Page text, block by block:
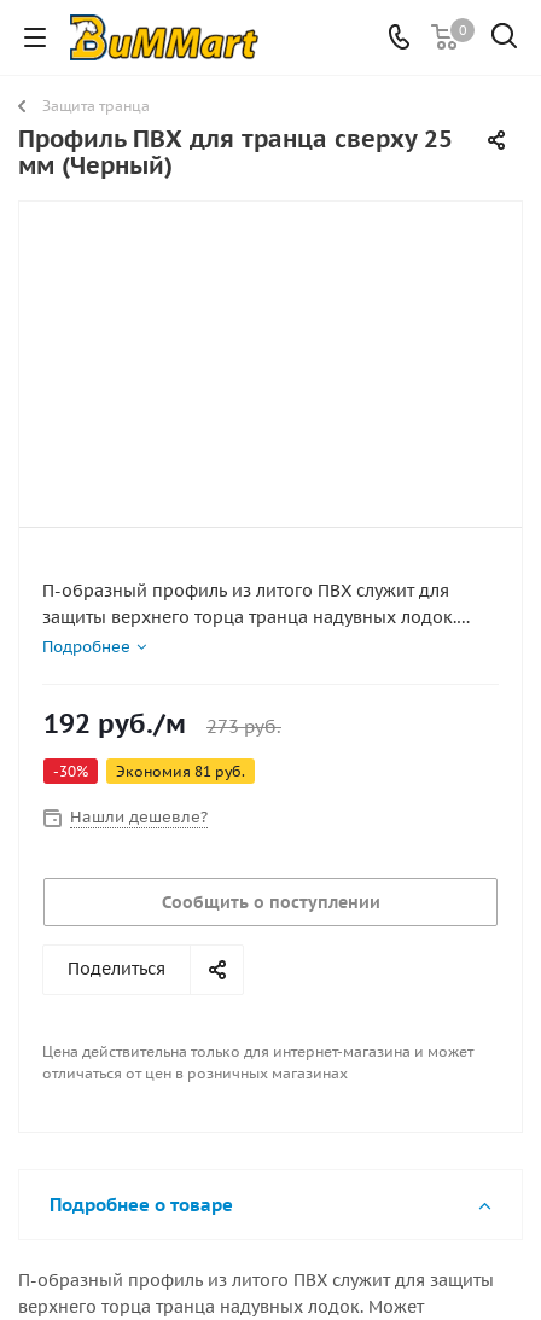
0
Защита транца
Профиль ПВХ для транца сверху 25
мм (Черный)
П-образный профиль из литого ПВХ служит для
защиты верхнего торца транца надувных лодок.
Может использоваться на транцах из водостойкой
Подробнее
192 руб./м 273руб.
-30% Экономия 81 руб.
Нашли дешевле?
Сообщить о поступлении
Поделиться
Цена действительна только для интернет-магазина и может
отличаться от цен в розничных магазинах
Подробнее о товаре
П-образный профиль из литого ПВХ служит для защиты
верхнего торца транца надувных лодок. Может